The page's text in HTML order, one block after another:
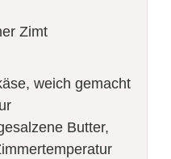
Zimt
weich gemacht
Butter,